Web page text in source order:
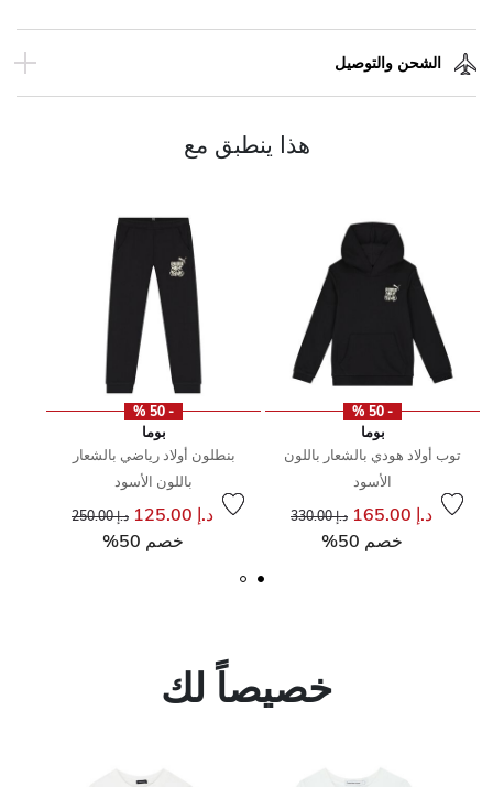
الشحن والتوصيل
هذا ينطبق مع
سعر مخفض من
إلى
- 50 %
بوما
توب أولاد هودي بالشعار باللون
الأسود
د.إ 165.00 سعر مخفض مند.إ 330.00 إلى
خصم 50%
- 50 %
بوما
بنطلون أولاد رياضي بالشعار
باللون الأسود
د.إ 125.00 د.إ 250.00
خصم 50%
خصيصاً لك